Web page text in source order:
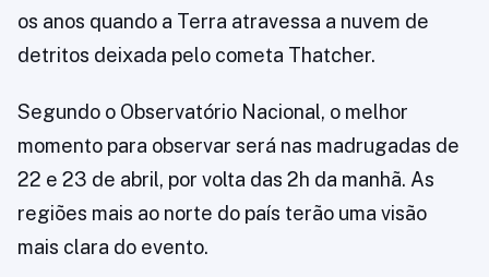
os anos quando a Terra atravessa a nuvem de
detritos deixada pelo cometa Thatcher.
Segundo o Observatório Nacional, o melhor
momento para observar será nas madrugadas de
22 e 23 de abril, por volta das 2h da manhã. As
regiões mais ao norte do país terão uma visão
mais clara do evento.